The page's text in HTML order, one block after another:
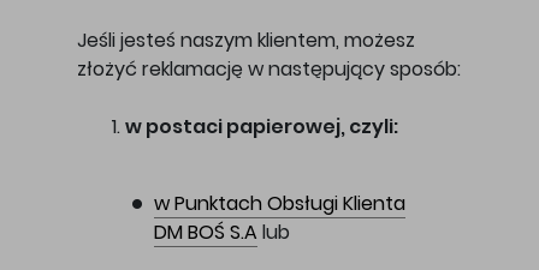
Jeśli jesteś naszym klientem, możesz
złożyć reklamację w następujący sposób:
w postaci papierowej, czyli:
w Punktach Obsługi Klienta
DM BOŚ S.A lub